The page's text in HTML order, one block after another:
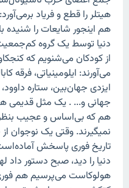
هیتلر را قطع و فریاد
هم اینجور شایعات را شنیده
دنیا توسط یک گروه
از کودکان می‌شنویم که
می‌آورند: ایلومینیاتی،
ایزدی جهان‌بین، ستاره
جهانی و... . یک مثل قدیمی
هم که بی‌اساس و عجیب
نمیگیرند. وقتی یک نوجوان
تاریخ فوری پاسخش
دنیا را دید، صبح دستور داد
هولوکاست می‌پرسیم هم